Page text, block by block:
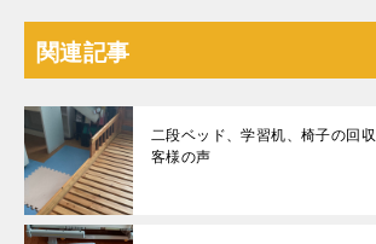
関連記事
二段ベッド、学習机、椅子の回
客様の声